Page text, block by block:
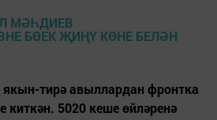
тирә авыллардан фронтка
киткән. 5020 кеше өйләренә